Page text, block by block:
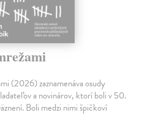
(2026) zaznamenáva osudy
a novinárov, ktorí boli v 50.
Boli medzi nimi špičkoví